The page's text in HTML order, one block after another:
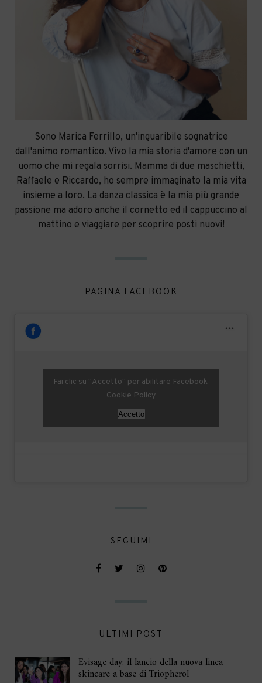
Sono Marica Ferrillo, un'inguaribile sognatrice
dall'animo romantico. Vivo la mia storia d'amore con un
uomo che mi regala sorrisi. Mamma di due maschietti,
Raffaele e Riccardo, ho sempre immaginato la mia vita
insieme a loro. La danza classica è la mia più grande
passione ma adoro anche il cornetto ed il cappuccino al
mattino e viaggiare per scoprire posti nuovi!
PAGINA FACEBOOK
Fai clic su "Accetto" per abilitare Facebook
Cookie Policy
Accetto
SEGUIMI
ULTIMI POST
Evisage day: il lancio della nuova linea
skincare a base di Triopherol